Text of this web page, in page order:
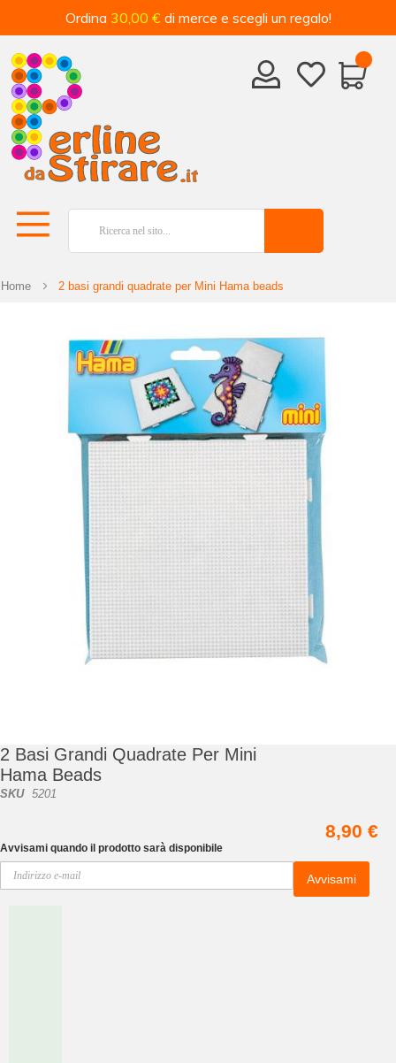
Ordina 30,00 € di merce e scegli un regalo!
Home 2 basi grandi quadrate per Mini Hama beads
galleria
di
immagini
2 Basi Grandi Quadrate Per Mini
Hama Beads
SKU 5201
8,90 €
Avvisami quando il prodotto sarà disponibile
Avvisami